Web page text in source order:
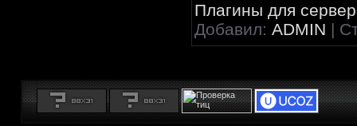
Плагины для
Добавил: ADMIN |